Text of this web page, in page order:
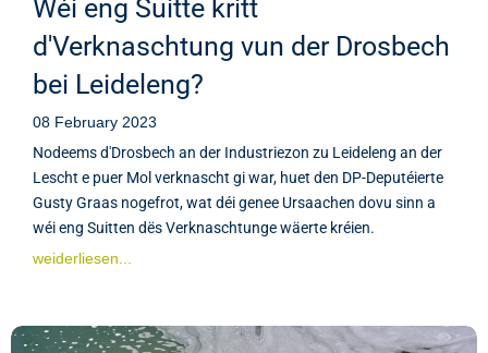
Wéi eng Suitte kritt
d'Verknaschtung vun der Drosbech
bei Leideleng?
08 February 2023
Nodeems d'Drosbech an der Industriezon zu Leideleng an der
Lescht e puer Mol verknascht gi war, huet den DP-Deputéierte
Gusty Graas nogefrot, wat déi genee Ursaachen dovu sinn a
wéi eng Suitten dës Verknaschtunge wäerte kréien.
weiderliesen...